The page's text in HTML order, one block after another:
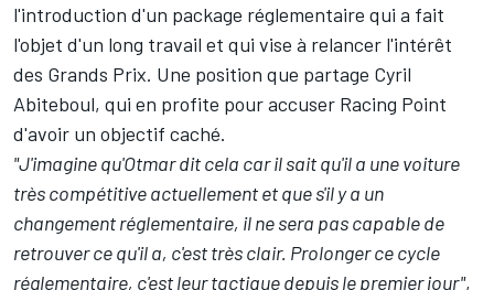
l'introduction d'un package réglementaire qui a fait
l'objet d'un long travail et qui vise à relancer l'intérêt
des Grands Prix. Une position que partage Cyril
Abiteboul, qui en profite pour accuser Racing Point
d'avoir un objectif caché.
"J'imagine qu'Otmar dit cela car il sait qu'il a une voiture
très compétitive actuellement et que s'il y a un
changement réglementaire, il ne sera pas capable de
retrouver ce qu'il a, c'est très clair. Prolonger ce cycle
réglementaire, c'est leur tactique depuis le premier jour",